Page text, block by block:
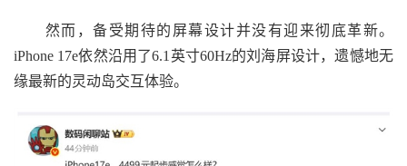
然而，备受期待的屏幕设计并没有迎来彻底革新。
iPhone 17e依然沿用了6.1英寸60Hz的刘海屏设计，遗憾地无
缘最新的灵动岛交互体验。